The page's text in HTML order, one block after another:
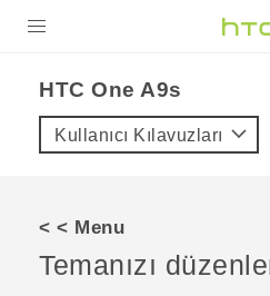
VIVE
VIVERSE
HTC One A9s‎
Kullanıcı Kılavuzları
< < Menu
Temanızı